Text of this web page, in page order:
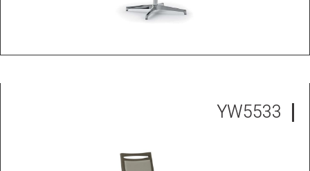
YW5533